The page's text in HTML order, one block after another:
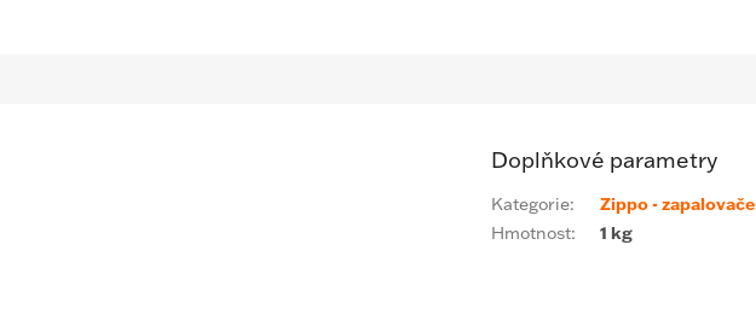
Doplňkové parametry
Kategorie:
Zippo - zapalovače
Hmotnost: 1 kg